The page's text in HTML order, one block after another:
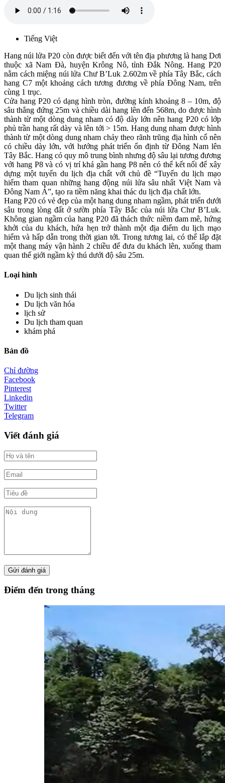
Tiếng Việt
Hang núi lửa P20 còn được biết đến với tên địa phương là hang Dơi
thuộc xã Nam Đà, huyện Krông Nô, tỉnh Đắk Nông. Hang P20
nằm cách miệng núi lửa Chư B’Luk 2.602m về phía Tây Bắc, cách
hang C7 một khoảng cách tương đương về phía Đông Nam, trên
cùng 1 trục.
Cửa hang P20 có dạng hình tròn, đường kính khoảng 8 – 10m, độ
sâu thẳng đứng 25m và chiều dài hang lên đến 568m, do được hình
thành từ một dòng dung nham có độ dày lớn nên hang P20 có lớp
phủ trần hang rất dày và lên tới > 15m. Hang dung nham được hình
thành từ một dòng dung nham chảy theo rãnh trũng địa hình cổ nên
có chiều dày lớn, với hướng phát triển ổn định từ Đông Nam lên
Tây Bắc. Hang có quy mô trung bình nhưng độ sâu lại tương đương
với hang P8 và có vị trí khá gần hang P8 nên có thể kết nối để xây
dựng một tuyến du lịch địa chất với chủ đề “Tuyến du lịch mạo
hiểm tham quan những hang động núi lửa sâu nhất Việt Nam và
Đông Nam Á”, tạo ra tiềm năng khai thác du lịch địa chất lớn.
Hang P20 có vẻ đẹp của một hang dung nham ngầm, phát triển dưới
sâu trong lòng đất ở sườn phía Tây Bắc của núi lửa Chư B’Luk.
Không gian ngầm của hang P20 đã thách thức niềm đam mê, hứng
khởi của du khách, hứa hẹn trở thành một địa điểm du lịch mạo
hiểm và hấp dẫn trong thời gian tới. Trong tương lai, có thể lắp đặt
một thang máy vận hành 2 chiều để đưa du khách lên, xuống tham
quan thế giới ngầm kỳ thú dưới độ sâu 25m.
Loại hình
Du lịch sinh thái
Du lịch văn hóa
lịch sử
Du lịch tham quan
khám phá
Bản đồ
Chỉ đường
Facebook
Pinterest
Linkedin
Twitter
Telegram
Viết đánh giá
Điểm đến trong tháng